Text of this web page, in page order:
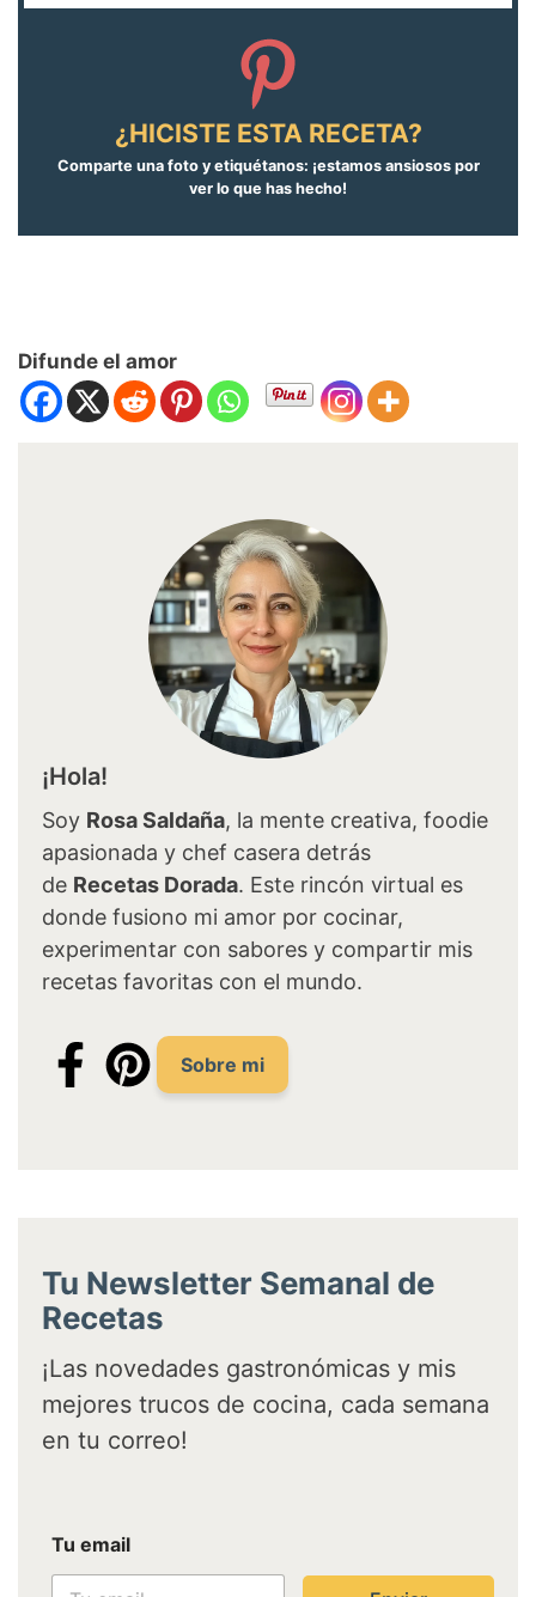
¿HICISTE ESTA RECETA?
Comparte una foto y etiquétanos: ¡estamos ansiosos por
ver lo que has hecho!
Difunde el amor
¡Hola!
Soy Rosa Saldaña, la mente creativa, foodie
apasionada y chef casera detrás
de Recetas Dorada. Este rincón virtual es
donde fusiono mi amor por cocinar,
experimentar con sabores y compartir mis
recetas favoritas con el mundo.
Sobre mi
Tu Newsletter Semanal de
Recetas
¡Las novedades gastronómicas y mis
mejores trucos de cocina, cada semana
en tu correo!
u
e
Tu email